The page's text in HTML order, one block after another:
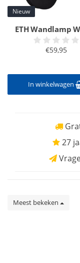
Nieuw
ETH Wandlamp
€59,95
In winkelwagen
27
Meest bekeken